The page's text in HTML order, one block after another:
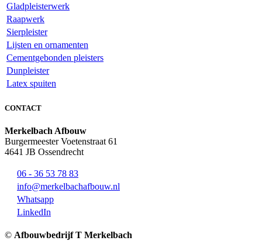
Gladpleisterwerk
Raapwerk
Sierpleister
Lijsten en ornamenten
Cementgebonden pleisters
Dunpleister
Latex spuiten
CONTACT
Merkelbach Afbouw
Burgermeester Voetenstraat 61
4641 JB Ossendrecht
06 - 36 53 78 83
info@merkelbachafbouw.nl
Whatsapp
LinkedIn
© Afbouwbedrijf T Merkelbach